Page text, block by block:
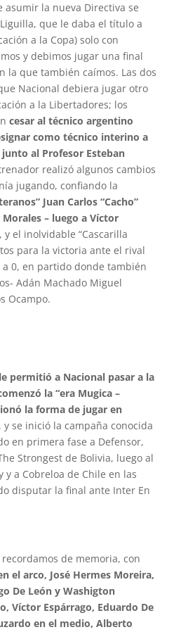
asumir la nueva Directiva se
que le daba el título a
a la Copa) solo con
y debimos jugar una final
la que también caímos. Las dos
Nacional debiera jugar otro
a la Libertadores; los
cesar al técnico argentino
como técnico interino a
al Profesor Esteban
realizó algunos cambios
jugando, confiando la
Juan Carlos “Cacho”
Morales – luego a Víctor
y el inolvidable “Cascarilla
para la victoria ante el rival
0, en partido donde también
Adán Machado Miguel
Ocampo.
permitió a Nacional pasar a la
la “era Mugica –
la forma de jugar en
y se inició la campaña conocida
en primera fase a Defensor,
Strongest de Bolivia, luego al
y a Cobreloa de Chile en las
disputar la final ante Inter En
de memoria, con
el arco, José Hermes Moreira,
De León y Washigton
Víctor Espárrago, Eduardo De
en el medio, Alberto